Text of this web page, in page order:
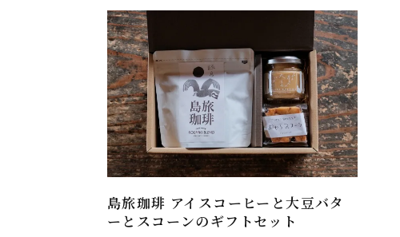
島旅珈琲 アイスコーヒーと大豆バタ
ーとスコーンのギフトセット